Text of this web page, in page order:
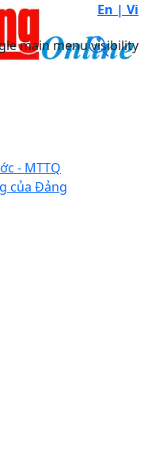
En | Vi
main menu visibility
- MTTQ
của Đảng